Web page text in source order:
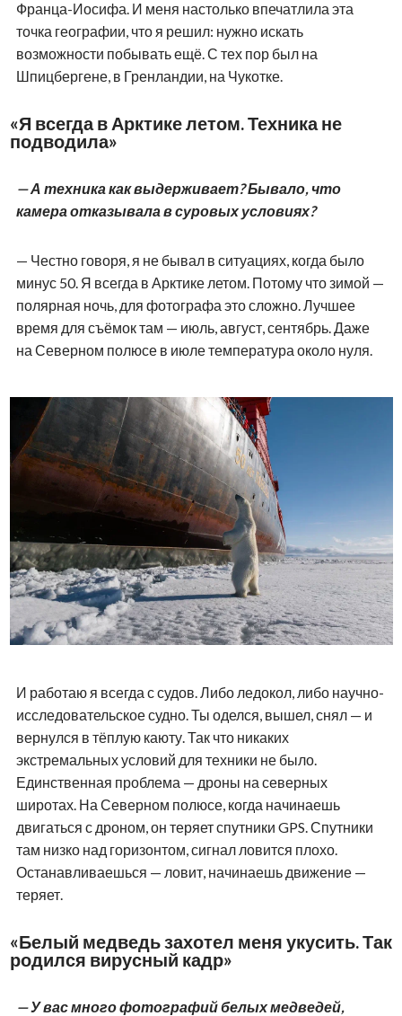
Франца-Иосифа. И меня настолько впечатлила эта
точка географии, что я решил: нужно искать
возможности побывать ещё. С тех пор был на
Шпицбергене, в Гренландии, на Чукотке.
«Я всегда в Арктике летом. Техника не
подводила»
— А техника как выдерживает? Бывало, что
камера отказывала в суровых условиях?
— Честно говоря, я не бывал в ситуациях, когда было
минус 50. Я всегда в Арктике летом. Потому что зимой —
полярная ночь, для фотографа это сложно. Лучшее
время для съёмок там — июль, август, сентябрь. Даже
на Северном полюсе в июле температура около нуля.
И работаю я всегда с судов. Либо ледокол, либо научно-
исследовательское судно. Ты оделся, вышел, снял — и
вернулся в тёплую каюту. Так что никаких
экстремальных условий для техники не было.
Единственная проблема — дроны на северных
широтах. На Северном полюсе, когда начинаешь
двигаться с дроном, он теряет спутники GPS. Спутники
там низко над горизонтом, сигнал ловится плохо.
Останавливаешься — ловит, начинаешь движение —
теряет.
«Белый медведь захотел меня укусить. Так
родился вирусный кадр»
— У вас много фотографий белых медведей,